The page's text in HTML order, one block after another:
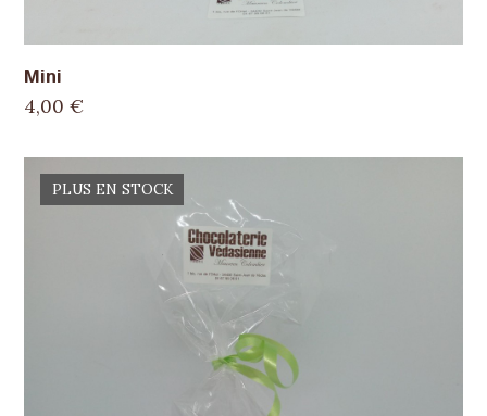
Mini
4,00€
PLUS EN STOCK